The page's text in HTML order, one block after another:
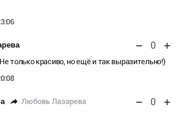
0
только красиво, но ещё и так выразительно!)
Любовь Лазарева 0